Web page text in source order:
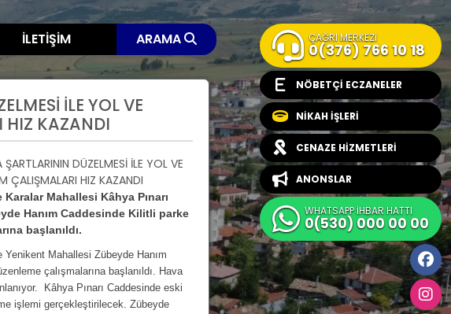
İLETİŞİM ARAMA
İLE YOL VE
HIZ KAZANDI
Mahallesi Kâhya Pınarı
Hanım Caddesinde Kilitli parke
başlanıldı.
Yenikent Mahallesi Zübeyde Hanım
çalışmalarına başlanıldı. Hava
Kâhya Pınarı Caddesinde eski
işlemi gerçekleştirilecek. Zübeyde
ÇAĞRI MERKEZİ
0(376) 766 10 18
NÖBETÇİ ECZANELER
NİKAH İŞLERİ
CENAZE HİZMETLERİ
ANONSLAR
WHATSAPP İHBAR HATTI
0(530) 000 00 00